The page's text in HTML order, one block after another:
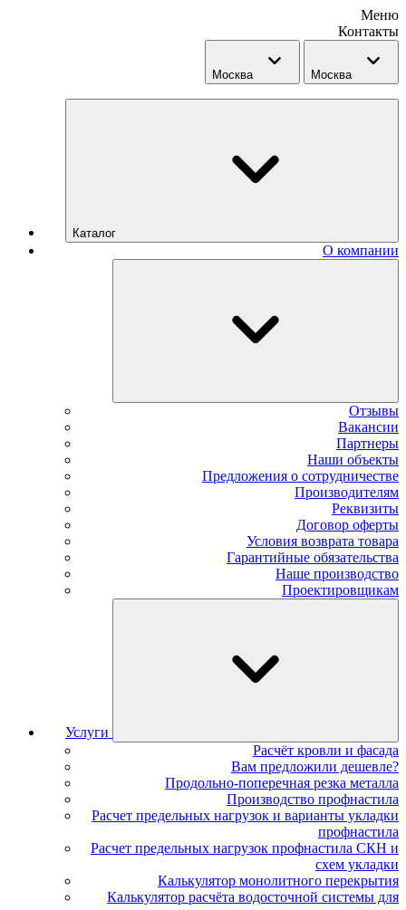
Меню
Контакты
Москва Москва
Каталог
О компании
Отзывы
Вакансии
Партнеры
Наши объекты
Предложения о сотрудничестве
Производителям
Реквизиты
Договор оферты
Условия возврата товара
Гарантийные обязательства
Наше производство
Проектировщикам
Услуги
Расчёт кровли и фасада
Вам предложили дешевле?
Продольно-поперечная резка металла
Производство профнастила
Расчет предельных нагрузок и варианты укладки
профнастила
Расчет предельных нагрузок профнастила СКН и
схем укладки
Калькулятор монолитного перекрытия
Калькулятор расчёта водосточной системы для